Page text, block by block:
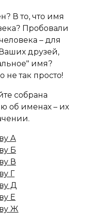
В то, что имя
Пробовали
– для
друзей,
имя?
не так просто!
собрана
об именах – их
А
Б
В
Г
Д
Е
Ж